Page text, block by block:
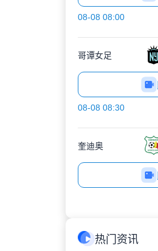
08-08 08:00
哥谭女足
08-08 08:30
奎迪奥
热门资讯